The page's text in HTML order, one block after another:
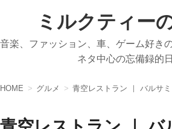
ミルクティー
音楽、ファッション、車、ゲーム好き
ネタ中心の忘備録的
HOME グルメ